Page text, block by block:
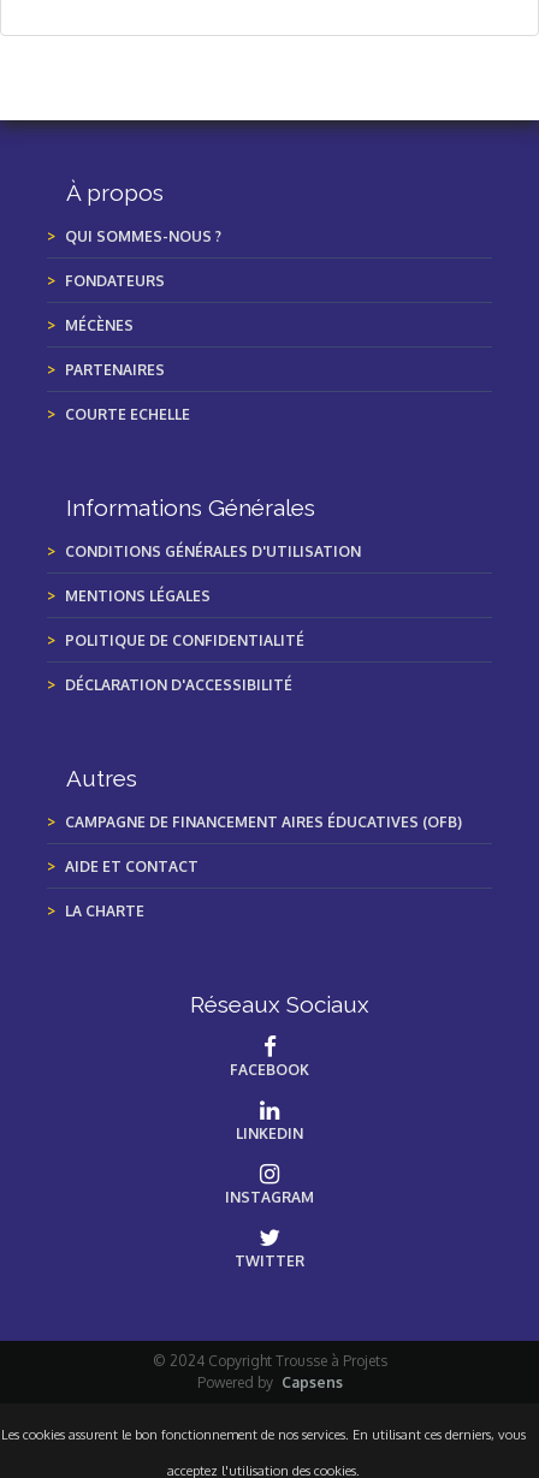
À propos
QUI SOMMES-NOUS ?
FONDATEURS
MÉCÈNES
PARTENAIRES
COURTE ECHELLE
Informations Générales
CONDITIONS GÉNÉRALES D'UTILISATION
MENTIONS LÉGALES
POLITIQUE DE CONFIDENTIALITÉ
DÉCLARATION D'ACCESSIBILITÉ
Autres
CAMPAGNE DE FINANCEMENT AIRES ÉDUCATIVES (OFB)
AIDE ET CONTACT
LA CHARTE
Réseaux Sociaux
FACEBOOK
LINKEDIN
INSTAGRAM
TWITTER
© 2024 Copyright Trousse à Projets
Powered by Capsens
Les cookies assurent le bon fonctionnement de nos services. En utilisant ces derniers, vous
acceptez l'utilisation des cookies.